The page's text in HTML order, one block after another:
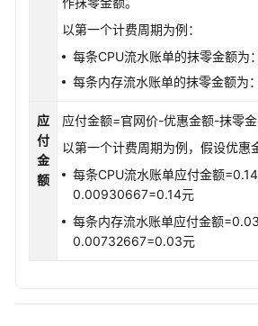
以第一个计费周期为例：
每条CPU流水账单的抹零金额
每条内存流水账单的抹零金额
应
付
金
额
应付金额=官网价-优惠金额-抹零
以第一个计费周期为例，假设优惠
每条CPU流水账单应付金额
0.00930667=0.14元
每条内存流水账单应付金额
0.00732667=0.03元